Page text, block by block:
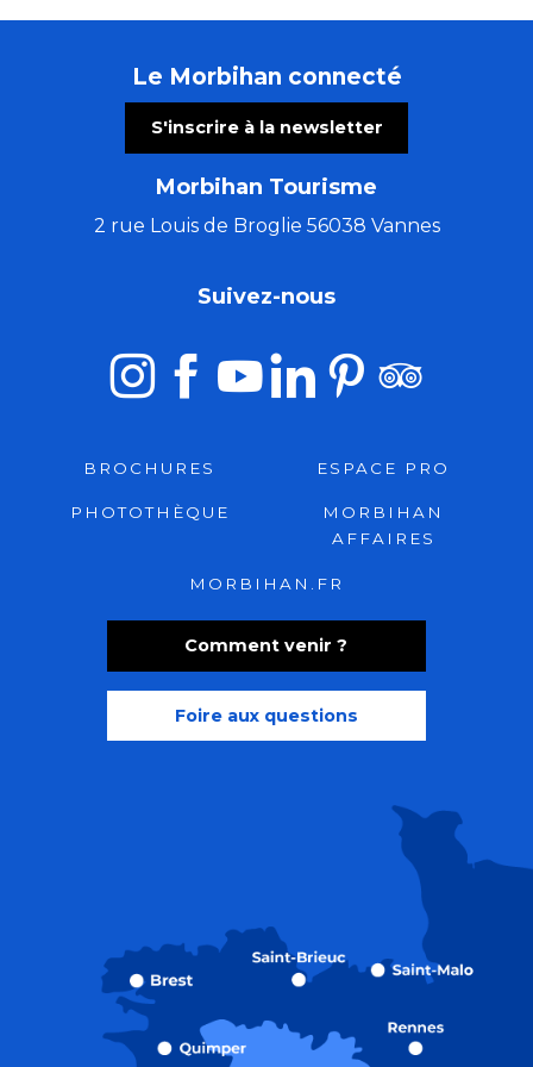
Le Morbihan connecté
S'inscrire à la newsletter
Morbihan Tourisme
2 rue Louis de Broglie 56038 Vannes
Comment venir ?
Foire aux questions
Suivez-nous
BROCHURES ESPACE PRO
PHOTOTHÈQUE
MORBIHAN
AFFAIRES
MORBIHAN.FR